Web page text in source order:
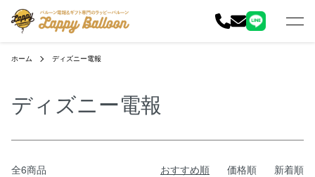
ホーム ディズニー電報
ディズニー電報
全6商品 おすすめ順 価格順 新着順